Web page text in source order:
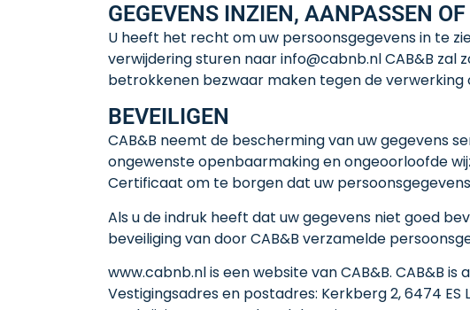
GEGEVENS INZIEN, AANPASSEN
U heeft het recht om uw persoonsgegevens in te
verwijdering sturen naar info@cabnb.nl CAB&B zal
betrokkenen bezwaar maken tegen de
BEVEILIGEN
CAB&B neemt de bescherming van uw gegevens
ongewenste openbaarmaking en ongeoorloofde
Certificaat om te borgen dat uw
Als u de indruk heeft dat uw gegevens niet goed
beveiliging van door CAB&B verzamelde
www.cabnb.nl is een website van CAB&B. CAB&B is
Vestigingsadres en postadres: Kerkberg 2, 6474 ES